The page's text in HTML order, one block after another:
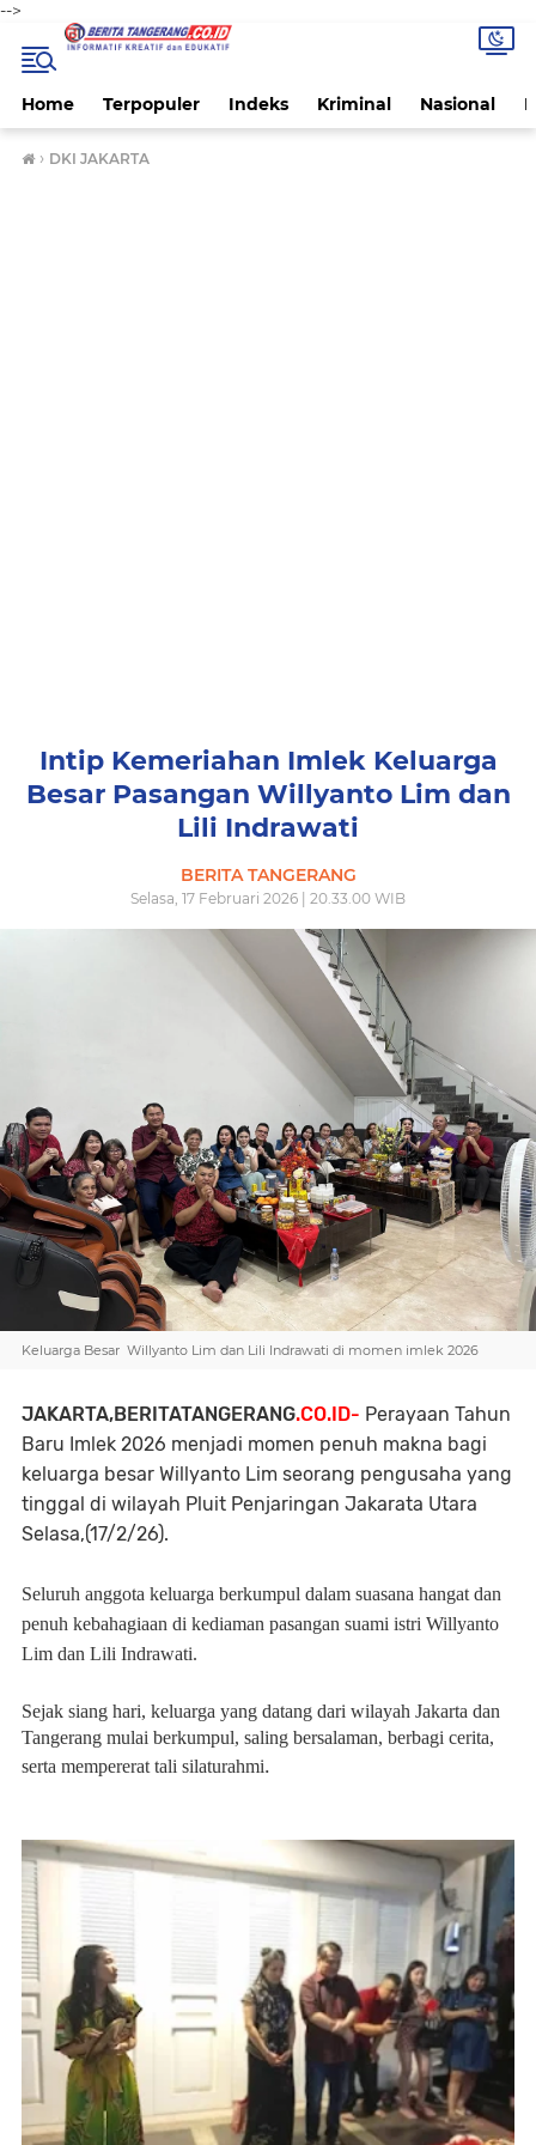
-->
Home Terpopuler Indeks Kriminal Nasional
› DKI JAKARTA
Intip Kemeriahan Imlek Keluarga
Besar Pasangan Willyanto Lim dan
Lili Indrawati
BERITA TANGERANG
Selasa, 17 Februari 2026 | 20.33.00 WIB
Keluarga Besar Willyanto Lim dan Lili Indrawati di momen imlek 2026
JAKARTA,BERITATANGERANG.CO.ID- Perayaan Tahun
Baru Imlek 2026 menjadi momen penuh makna bagi
keluarga besar Willyanto Lim seorang pengusaha yang
tinggal di wilayah Pluit Penjaringan Jakarata Utara
Selasa,(17/2/26).
Seluruh anggota keluarga berkumpul dalam suasana hangat dan
penuh kebahagiaan di kediaman pasangan suami istri Willyanto
Lim dan Lili Indrawati.
Sejak siang hari, keluarga yang datang dari wilayah Jakarta dan
Tangerang mulai berkumpul, saling bersalaman, berbagi cerita,
serta mempererat tali silaturahmi.